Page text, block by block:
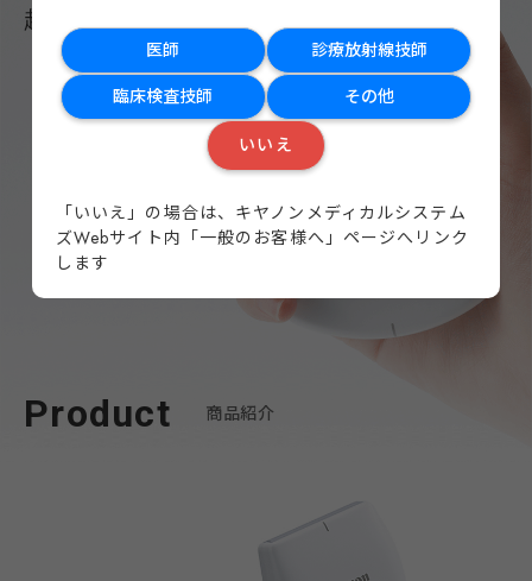
Product 商品紹介
医師
診療放射線技師
臨床検査技師
その他
いいえ
「いいえ」の場合は、キヤノンメディカルシステム
ズWebサイト内「一般のお客様へ」ページへリンク
します